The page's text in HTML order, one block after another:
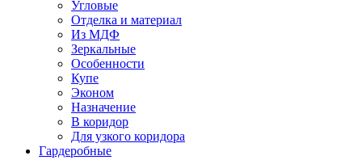
Угловые
Отделка и материал
Из МДФ
Зеркальные
Особенности
Купе
Эконом
Назначение
В коридор
Для узкого коридора
Гардеробные